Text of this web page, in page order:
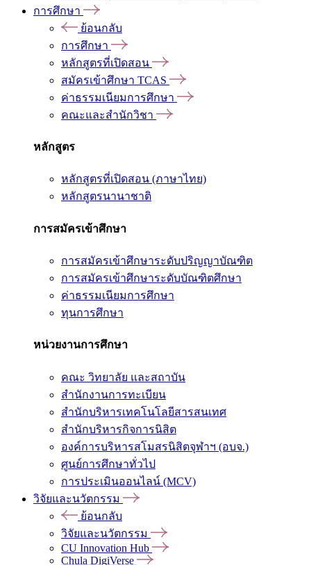
การศึกษา
ย้อนกลับ
การศึกษา
หลักสูตรที่เปิดสอน
สมัครเข้าศึกษา TCAS
ค่าธรรมเนียมการศึกษา
คณะและสำนักวิชา
หลักสูตร
หลักสูตรที่เปิดสอน (ภาษาไทย)
หลักสูตรนานาชาติ
การสมัครเข้าศึกษา
การสมัครเข้าศึกษาระดับปริญญาบัณฑิต
การสมัครเข้าศึกษาระดับบัณฑิตศึกษา
ค่าธรรมเนียมการศึกษา
ทุนการศึกษา
หน่วยงานการศึกษา
คณะ วิทยาลัย และสถาบัน
สำนักงานการทะเบียน
สำนักบริหารเทคโนโลยีสารสนเทศ
สำนักบริหารกิจการนิสิต
องค์การบริหารสโมสรนิสิตจุฬาฯ (อบจ.)
ศูนย์การศึกษาทั่วไป
การประเมินออนไลน์ (MCV)
วิจัยและนวัตกรรม
ย้อนกลับ
วิจัยและนวัตกรรม
CU Innovation Hub
Chula DigiVerse